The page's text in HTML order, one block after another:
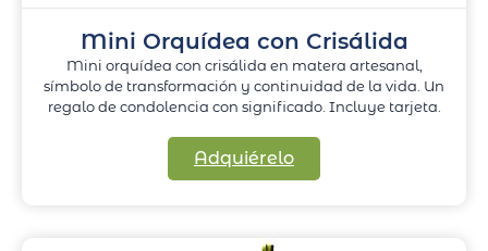
Mini Orquídea con Crisálida
Mini orquídea con crisálida en matera artesanal,
símbolo de transformación y continuidad de la vida. Un
regalo de condolencia con significado. Incluye tarjeta.
Adquiérelo